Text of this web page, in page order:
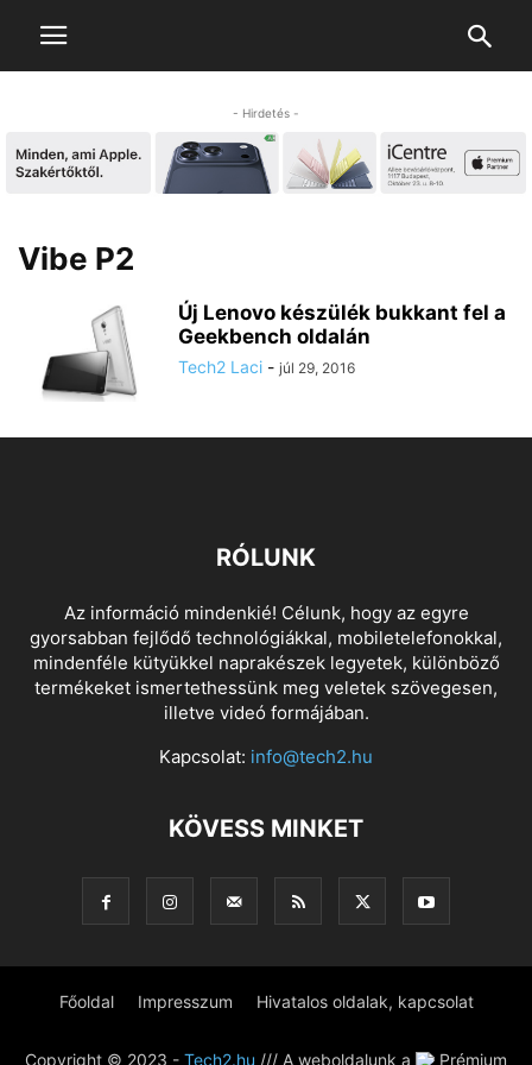
- Hirdetés -
Vibe P2
Új Lenovo készülék bukkant fel a
Geekbench oldalán
Tech2 Laci - júl 29, 2016
RÓLUNK
Az információ mindenkié! Célunk, hogy az egyre
gyorsabban fejlődő technológiákkal, mobiletelefonokkal,
mindenféle kütyükkel naprakészek legyetek, különböző
termékeket ismertethessünk meg veletek szövegesen,
illetve videó formájában.
Kapcsolat: info@tech2.hu
KÖVESS MINKET
Főoldal Impresszum Hivatalos oldalak, kapcsolat
Copyright © 2023 - Tech2.hu /// A weboldalunk a Prémium